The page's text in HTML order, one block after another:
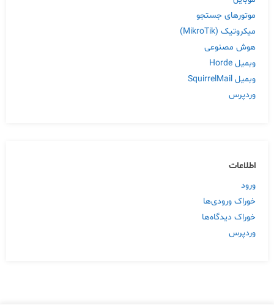
موتورهای جستجو
میکروتیک (MikroTik)
هوش مصنوعی
وبمیل Horde
وبمیل SquirrelMail
وردپرس
اطلاعات
ورود
خوراک ورودی‌ها
خوراک دیدگاه‌ها
وردپرس